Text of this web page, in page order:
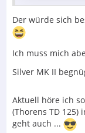
Der würde sich
Ich muss mich
Silver MK II
Aktuell höre ich
(Thorens TD 125)
geht auch ...